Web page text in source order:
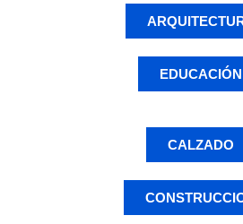
EDUCACIÓN
CALZADO